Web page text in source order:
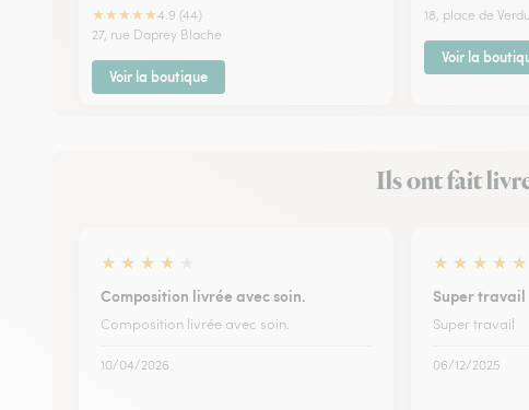
★★★★★4.9 (44)
27, rue Daprey Blache
Voir la boutique
18, place de
Voir la
Ils ont fait
★ ★ ★ ★
Composition livrée avec soin.
Composition livrée avec soin.
10/04/2026
★ ★ ★ ★ ★
Super travail
Super travail
06/12/2025